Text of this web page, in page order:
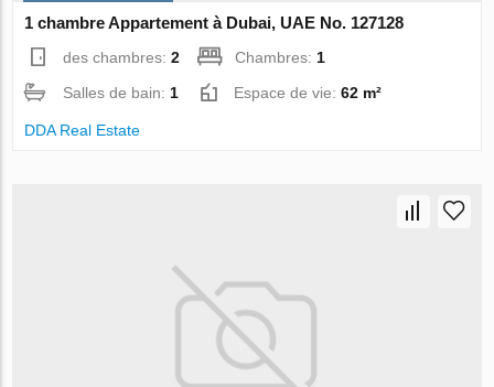
1 chambre Appartement à Dubai, UAE No. 127128
des chambres:2 Chambres: 1
Salles de bain: 1 Espace de vie:62 m²
DDA Real Estate